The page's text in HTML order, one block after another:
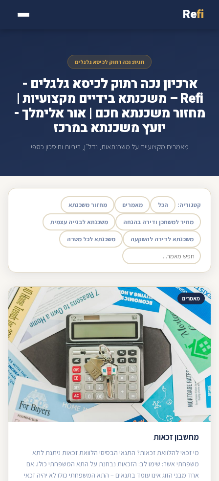
Refi
תגית: נכה רתוק לכיסא גלגלים
ארכיון נכה רתוק לכיסא גלגלים -
Refi – משכנתא בידיים מקצועיות |
מחזור משכנתא חכם | אור אלימלך -
יועץ משכנתא במרכז
מאמרים מקצועיים על משכנתאות, נדל"ן, ריביות וחיסכון כספי
קטגוריה: הכל מאמרים מחזור משכנתא
מחיר למשתכן ודירה בהנחה משכנתא לבנייה עצמית
משכנתא לדירה להשקעה משכנתא לכל מטרה
מאמרים
מחשבון זכאות
מי זכאי להלוואת זכאות? התנאי הבסיסי הלוואת זכאות ניתנת לתא
משפחתי אשר: שימו לב: הזכאות נבחנת על התא המשפחתי כולו. אם
אחד מבני הזוג אינו עומד בתנאים – התא המשפחתי כולו לא יהיה זכאי